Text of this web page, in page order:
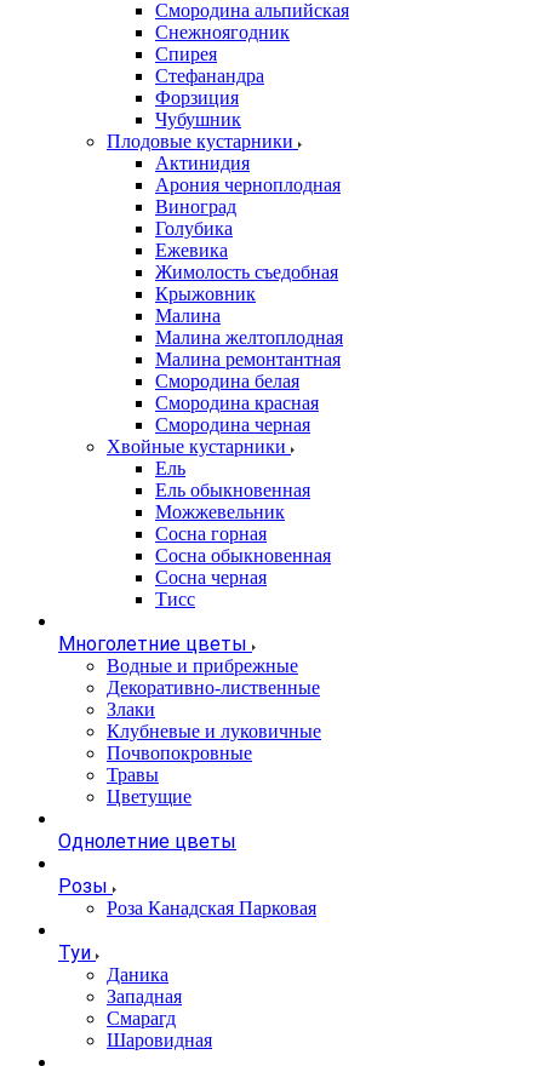
Смородина альпийская
Снежноягодник
Спирея
Стефанандра
Форзиция
Чубушник
Плодовые кустарники
Актинидия
Арония черноплодная
Виноград
Голубика
Ежевика
Жимолость съедобная
Крыжовник
Малина
Малина желтоплодная
Малина ремонтантная
Смородина белая
Смородина красная
Смородина черная
Хвойные кустарники
Ель
Ель обыкновенная
Можжевельник
Сосна горная
Сосна обыкновенная
Сосна черная
Тисс
Многолетние цветы
Водные и прибрежные
Декоративно-лиственные
Злаки
Клубневые и луковичные
Почвопокровные
Травы
Цветущие
Однолетние цветы
Розы
Роза Канадская Парковая
Туи
Даника
Западная
Смарагд
Шаровидная